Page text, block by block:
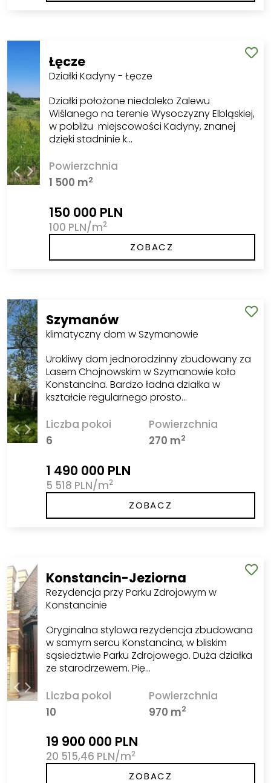
Łęcze
Działki Kadyny - Łęcze
Działki położone niedaleko Zalewu
Wiślanego na terenie Wysoczyzny Elbląskiej,
w pobliżu miejscowości Kadyny, znanej
dzięki stadninie k…
Powierzchnia
1 500 m2
150 000 PLN
100 PLN/m2
ZOBACZ
Szymanów
klimatyczny dom w Szymanowie
Urokliwy dom jednorodzinny zbudowany za
Lasem Chojnowskim w Szymanowie koło
Konstancina. Bardzo ładna działka w
kształcie regularnego prosto…
Liczba pokoi
6
Powierzchnia
270 m2
1 490 000 PLN
5 518 PLN/m2
ZOBACZ
Konstancin-Jeziorna
Rezydencja przy Parku Zdrojowym w
Konstancinie
Oryginalna stylowa rezydencja zbudowana
w samym sercu Konstancina, w bliskim
sąsiedztwie Parku Zdrojowego. Duża działka
ze starodrzewem. Pię…
Liczba pokoi
10
Powierzchnia
970 m2
19 900 000 PLN
20 515,46 PLN/m2
ZOBACZ